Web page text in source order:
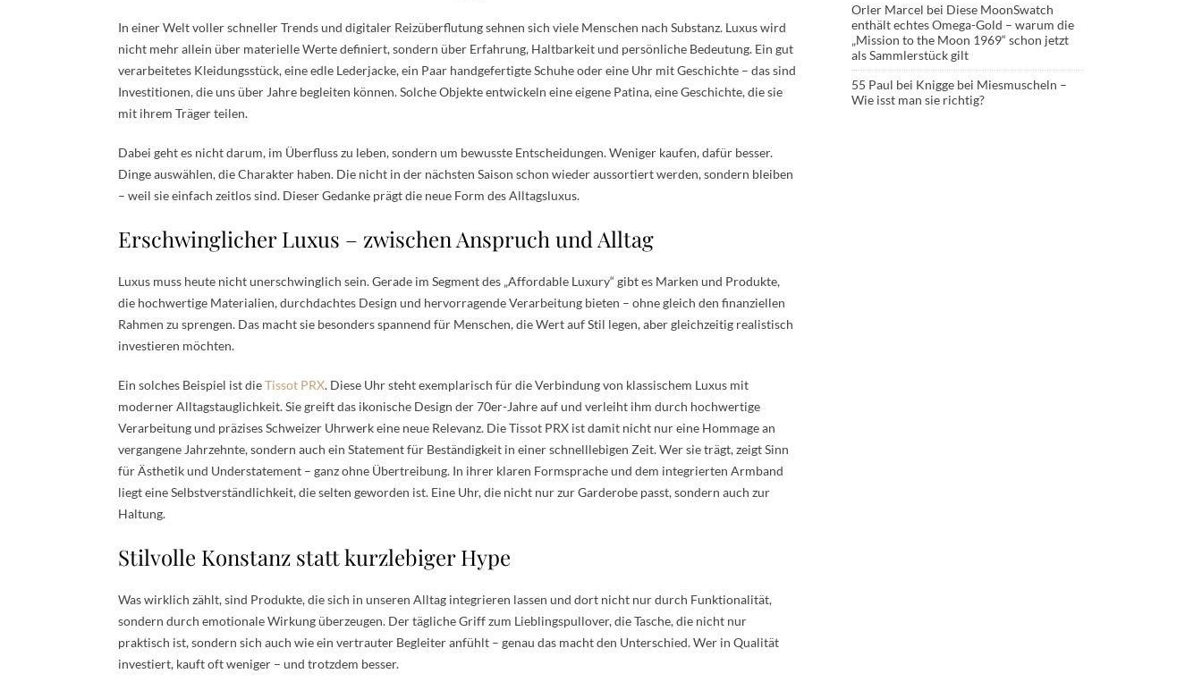
In einer Welt voller schneller Trends und digitaler Reizüberflutung sehnen sich viele Menschen nach Substanz. Luxus wird
nicht mehr allein über materielle Werte definiert, sondern über Erfahrung, Haltbarkeit und persönliche Bedeutung. Ein gut
verarbeitetes Kleidungsstück, eine edle Lederjacke, ein Paar handgefertigte Schuhe oder eine Uhr mit Geschichte – das sind
Investitionen, die uns über Jahre begleiten können. Solche Objekte entwickeln eine eigene Patina, eine Geschichte, die sie
mit ihrem Träger teilen.
Dabei geht es nicht darum, im Überfluss zu leben, sondern um bewusste Entscheidungen. Weniger kaufen, dafür besser.
Dinge auswählen, die Charakter haben. Die nicht in der nächsten Saison schon wieder aussortiert werden, sondern bleiben
– weil sie einfach zeitlos sind. Dieser Gedanke prägt die neue Form des Alltagsluxus.
Erschwinglicher Luxus – zwischen Anspruch und Alltag
Luxus muss heute nicht unerschwinglich sein. Gerade im Segment des „Affordable Luxury“ gibt es Marken und Produkte,
die hochwertige Materialien, durchdachtes Design und hervorragende Verarbeitung bieten – ohne gleich den finanziellen
Rahmen zu sprengen. Das macht sie besonders spannend für Menschen, die Wert auf Stil legen, aber gleichzeitig realistisch
investieren möchten.
Ein solches Beispiel ist dieTissot PRX. Diese Uhr steht exemplarisch für die Verbindung von klassischem Luxus mit
moderner Alltagstauglichkeit. Sie greift das ikonische Design der 70er-Jahre auf und verleiht ihm durch hochwertige
Verarbeitung und präzises Schweizer Uhrwerk eine neue Relevanz. Die Tissot PRX ist damit nicht nur eine Hommage an
vergangene Jahrzehnte, sondern auch ein Statement für Beständigkeit in einer schnelllebigen Zeit. Wer sie trägt, zeigt Sinn
für Ästhetik und Understatement – ganz ohne Übertreibung. In ihrer klaren Formsprache und dem integrierten Armband
liegt eine Selbstverständlichkeit, die selten geworden ist. Eine Uhr, die nicht nur zur Garderobe passt, sondern auch zur
Haltung.
Stilvolle Konstanz statt kurzlebiger Hype
Was wirklich zählt, sind Produkte, die sich in unseren Alltag integrieren lassen und dort nicht nur durch Funktionalität,
sondern durch emotionale Wirkung überzeugen. Der tägliche Griff zum Lieblingspullover, die Tasche, die nicht nur
praktisch ist, sondern sich auch wie ein vertrauter Begleiter anfühlt – genau das macht den Unterschied. Wer in Qualität
investiert, kauft oft weniger – und trotzdem besser.
Orler Marcel bei Diese MoonSwatch
enthält echtes Omega-Gold – warum die
„Mission to the Moon 1969“ schon jetzt
als Sammlerstück gilt
55 Paul bei Knigge bei Miesmuscheln –
Wie isst man sie richtig?